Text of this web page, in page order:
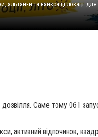
альтанки та найкращі локації
Саме тому 061
активний відпочинок,